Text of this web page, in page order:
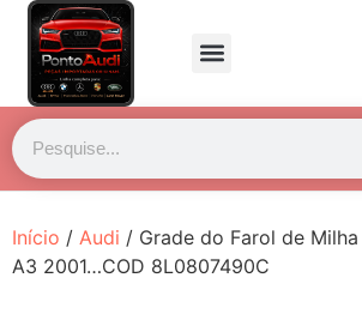
Início / Audi / Grade do Farol de
A3 2001…COD 8L0807490C